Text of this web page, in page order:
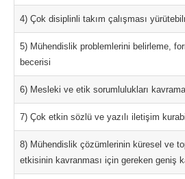
4) Çok disiplinli takım çalışması
5) Mühendislik problemlerini belirleme,
becerisi
6) Mesleki ve etik sorumlulukları kavrama
7) Çok etkin sözlü ve yazılı iletişim
8) Mühendislik çözümlerinin küresel ve
etkisinin kavranması için gereken geniş